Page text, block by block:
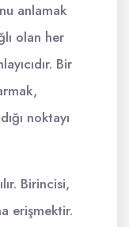
anlamak
olan her
Bir
noktayı
Birincisi,
erişmektir.